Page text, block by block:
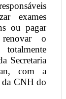
exames
ou pagar
o
Secretaria
com a
da CNH do